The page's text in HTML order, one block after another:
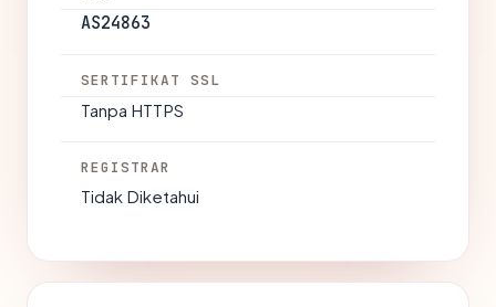
AS24863
SERTIFIKAT SSL
Tanpa HTTPS
REGISTRAR
Tidak Diketahui